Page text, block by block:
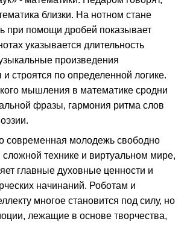
близки. На нотном стане
при помощи дробей показывает
указывается длительность
произведения
строятся по определенной логике.
мышления в математике сродни
фразы, гармония ритма слов
современная молодежь свободно
сложной технике и виртуальном мире,
главные духовные ценности и
начинаний. Роботам и
многое становится под силу, но
лежащие в основе творчества,